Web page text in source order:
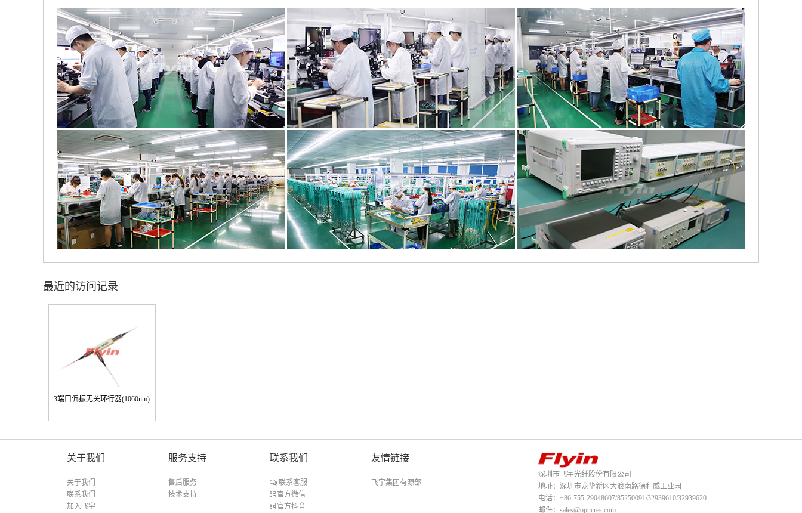
最近的访问记录
3端口偏振无关环行器(1060nm)
关于我们
关于我们
联系我们
加入飞宇
服务支持
售后服务
技术支持
联系我们
联系客服
官方微信
官方抖音
友情链接
飞宇集团有源部
深圳市飞宇光纤股份有限公司
地址：深圳市龙华新区大浪南路德利威工业园
电话：+86-755-29048607/85250091/32939610/32939620
邮件：sales@opticres.com